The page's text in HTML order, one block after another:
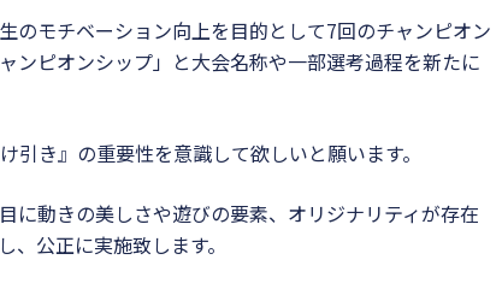
のモチベーション向上を目的として7回のチャンピオン
ンピオンシップ」と大会名称や一部選考過程を新たに
き』の重要性を意識して欲しいと願います。
に動きの美しさや遊びの要素、オリジナリティが存在
公正に実施致します。